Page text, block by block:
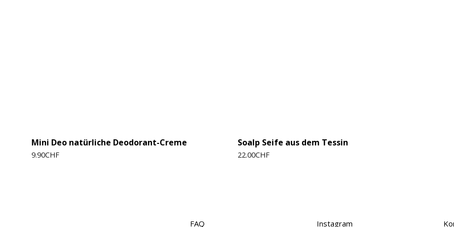
Mini Deo natürliche Deodorant-Creme
9.90CHF
Soalp Seife aus dem Tessin
22.00CHF
FAQ Instagram